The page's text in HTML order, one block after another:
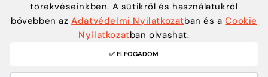
törekvéseinkben. A sütikről és használatukról
bővebben azAdatvédelmi Nyilatkozatban és aCookie
Nyilatkozatban olvashat.
✅ ELFOGADOM